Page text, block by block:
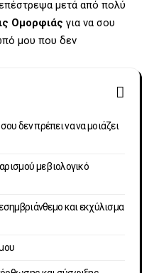
μετά από πολύ
Ομορφιάς για να σου
μου που δεν
δεν πρέπει να να μοιάζει
με βιολογικό
και εκχύλισμα